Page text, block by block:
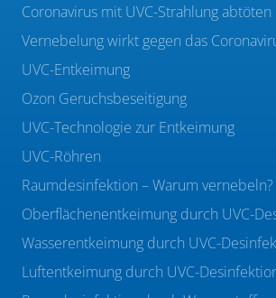
Coronavirus mit UVC-Strahlung abtöten
Vernebelung wirkt gegen das
UVC-Entkeimung
Ozon Geruchsbeseitigung
UVC-Technologie zur Entkeimung
UVC-Röhren
Raumdesinfektion – Warum vernebeln?
Oberflächenentkeimung durch UVC-
Wasserentkeimung durch UVC-
Luftentkeimung durch UVC-